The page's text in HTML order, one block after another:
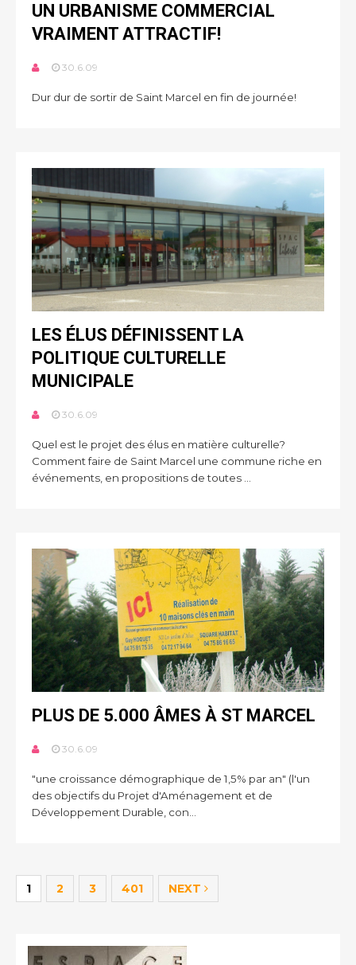
UN URBANISME COMMERCIAL
VRAIMENT ATTRACTIF!
30.6.09
Dur dur de sortir de Saint Marcel en fin de journée!
LES ÉLUS DÉFINISSENT LA
POLITIQUE CULTURELLE
MUNICIPALE
30.6.09
Quel est le projet des élus en matière culturelle?
Comment faire de Saint Marcel une commune riche en
événements, en propositions de toutes ...
PLUS DE 5.000 ÂMES À ST MARCEL
30.6.09
"une croissance démographique de 1,5% par an" (l'un
des objectifs du Projet d'Aménagement et de
Développement Durable, con...
1 2 3 401 NEXT